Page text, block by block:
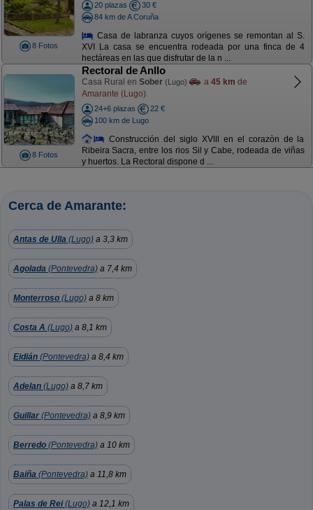
8 Fotos
20 plazas
30 €
84 km de A Coruña
Casa de labranza cuyos orígenes se remontan al S.
XVI La casa se encuentra rodeada por una finca de 4
hectáreas en las que disfrutar de la n ...
8 Fotos
Rectoral de Anllo
Casa Rural en Sober (Lugo) a 45 km de
Amarante (Lugo)
24+6 plazas
22 €
100 km de Lugo
Construcción del siglo XVlll en el corazòn de la
Ribeira Sacra, entre los rios Sil y Cabe, rodeada de viñas
y huertos. La Rectoral dispone d ...
Cerca de Amarante:
Antas de Ulla (Lugo) a 3,3 km
Agolada (Pontevedra) a 7,4 km
Monterroso (Lugo) a 8 km
Costa A (Lugo) a 8,1 km
Eidián (Pontevedra) a 8,4 km
Adelan (Lugo) a 8,7 km
Guillar (Pontevedra) a 8,9 km
Berredo (Pontevedra) a 10 km
Baiña (Pontevedra) a 11,8 km
Palas de Rei(Lugo) a 12,1 km